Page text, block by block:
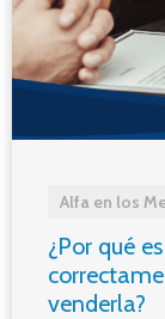
Alfa en los
¿Por qué
venderla?